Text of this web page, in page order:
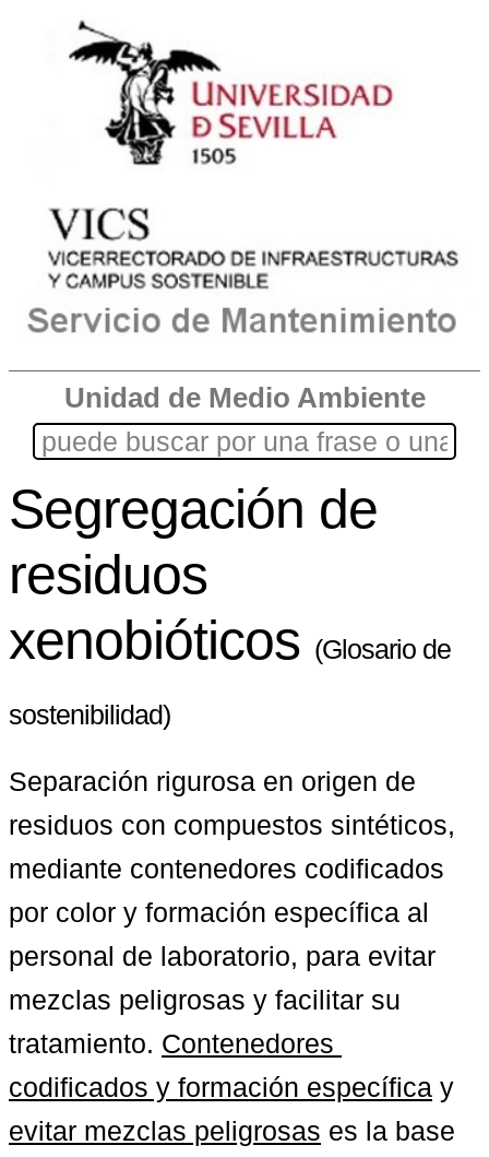
Unidad de Medio Ambiente
Segregación de
residuos
xenobióticos (Glosario de
sostenibilidad)
Separación rigurosa en origen de
residuos con compuestos sintéticos,
mediante contenedores codificados
por color y formación específica al
personal de laboratorio, para evitar
mezclas peligrosas y facilitar su
tratamiento. Contenedores
codificados y formación específica
evitar mezclas peligrosas es la base